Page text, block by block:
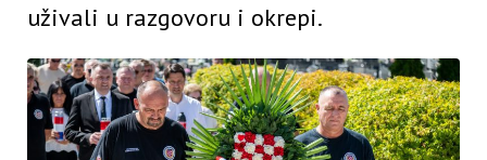
uživali u razgovoru i okrepi.